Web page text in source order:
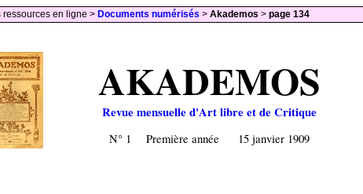
ressources en ligne > Documents numérisés > Akademos > page 134
AKADEMOS
Revue mensuelle d'Art libre et de Critique
N° 1 Première année 15 janvier 1909